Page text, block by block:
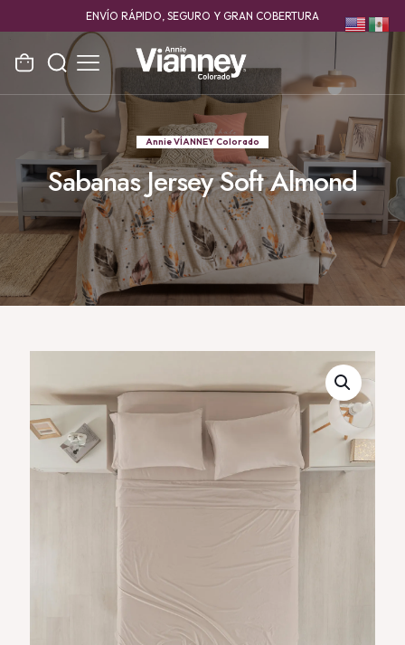
ENVÍO RÁPIDO, SEGURO Y GRAN COBERTURA
Annie VÍANNEY Colorado
Sabanas Jersey Soft Almond